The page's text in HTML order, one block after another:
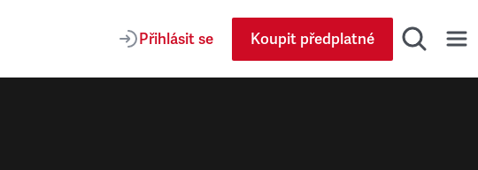
Přihlásit se Koupit předplatné